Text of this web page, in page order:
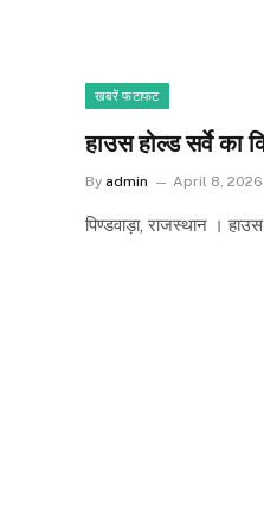
खबरें फटाफट
हाउस होल्ड सर्वे का
By admin April 8, 2026
पिण्डवाड़ा, राजस्थान ।